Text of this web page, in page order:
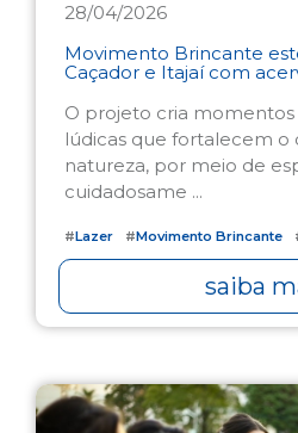
28/04/2026
Movimento Brincante
Caçador e Itajaí com
O projeto cria
lúdicas que fortalecem o
natureza, por meio de
cuidadosame ...
#Lazer #Movimento Brincante
saiba